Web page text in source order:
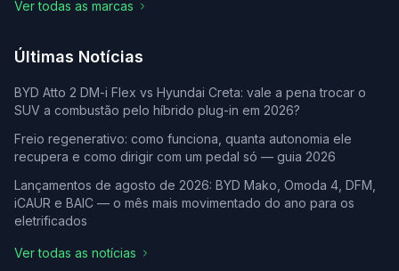
Ver todas as marcas
Últimas Notícias
BYD Atto 2 DM-i Flex vs Hyundai Creta: vale a pena trocar o
SUV a combustão pelo híbrido plug-in em 2026?
Freio regenerativo: como funciona, quanta autonomia ele
recupera e como dirigir com um pedal só — guia 2026
Lançamentos de agosto de 2026: BYD Mako, Omoda 4, DFM,
iCAUR e BAIC — o mês mais movimentado do ano para os
eletrificados
Ver todas as notícias